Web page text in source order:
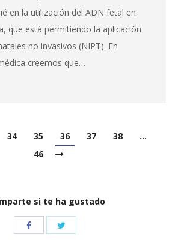
en la utilización del ADN fetal en
que está permitiendo la aplicación
no invasivos (NIPT). En
creemos que…
34 35 36 37 38
…
46
si te ha gustado